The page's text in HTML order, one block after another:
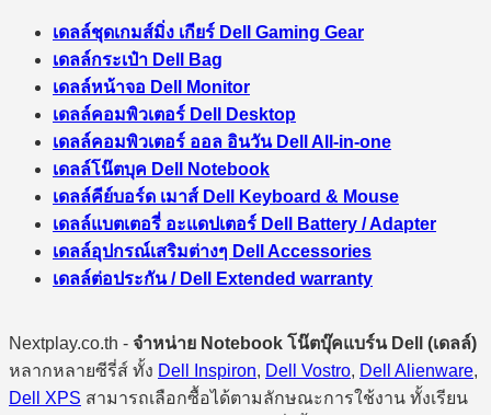
เดลล์ชุดเกมส์มิ่ง เกียร์ Dell Gaming Gear
เดลล์กระเป๋า Dell Bag
เดลล์หน้าจอ Dell Monitor
เดลล์คอมพิวเตอร์ Dell Desktop
เดลล์คอมพิวเตอร์ ออล อินวัน Dell All-in-one
เดลล์โน๊ตบุค Dell Notebook
เดลล์คีย์บอร์ด เมาส์ Dell Keyboard & Mouse
เดลล์แบตเตอรี่ อะแดปเตอร์ Dell Battery / Adapter
เดลล์อุปกรณ์เสริมต่างๆ Dell Accessories
เดลล์ต่อประกัน / Dell Extended warranty
Nextplay.co.th - จำหน่าย Notebook โน๊ตบุ๊คแบร์น Dell (เดลล์)
หลากหลายซีรี่ส์ ทั้ง Dell Inspiron, Dell Vostro, Dell Alienware,
Dell XPS สามารถเลือกซื้อได้ตามลักษณะการใช้งาน ทั้งเรียน